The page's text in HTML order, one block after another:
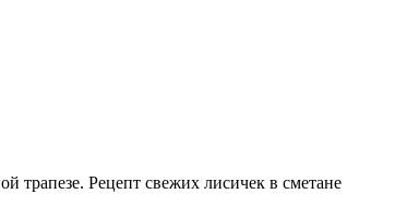
трапезе. Рецепт свежих лисичек в сметане